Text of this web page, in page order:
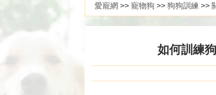
愛寵網 >> 寵物狗 >> 狗狗訓練 >>
如何訓練